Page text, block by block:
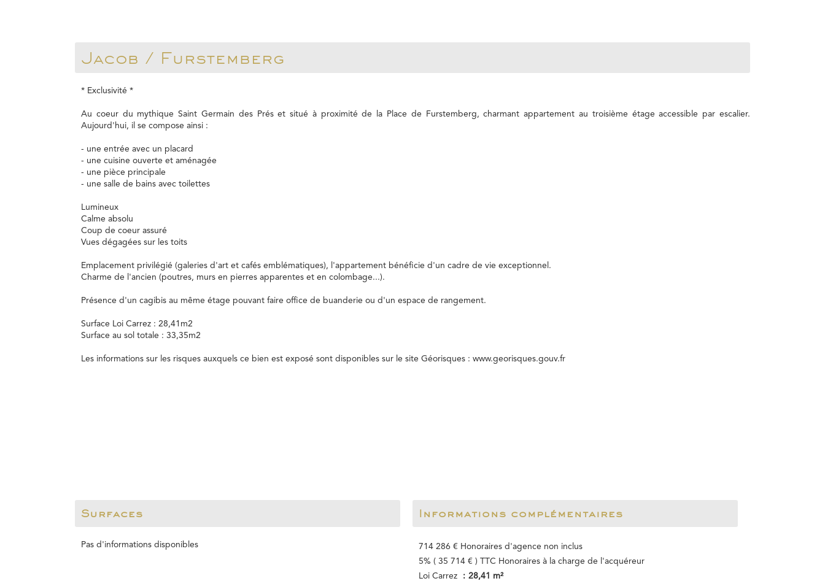
Jacob / Furstemberg
* Exclusivité *
Au coeur du mythique Saint Germain des Prés et situé à proximité de la Place de Furstemberg, charmant appartement au troisième étage accessible par escalier.
Aujourd'hui, il se compose ainsi :
- une entrée avec un placard
- une cuisine ouverte et aménagée
- une pièce principale
- une salle de bains avec toilettes
Lumineux
Calme absolu
Coup de coeur assuré
Vues dégagées sur les toits
Emplacement privilégié (galeries d'art et cafés emblématiques), l'appartement bénéficie d'un cadre de vie exceptionnel.
Charme de l'ancien (poutres, murs en pierres apparentes et en colombage...).
Présence d'un cagibis au même étage pouvant faire office de buanderie ou d'un espace de rangement.
Surface Loi Carrez : 28,41m2
Surface au sol totale : 33,35m2
Les informations sur les risques auxquels ce bien est exposé sont disponibles sur le site Géorisques : www.georisques.gouv.fr
Surfaces
Pas d'informations disponibles
Informations complémentaires
714 286 € Honoraires d'agence non inclus
5% ( 35 714 € ) TTC Honoraires à la charge de l'acquéreur
Loi Carrez
28,41 m²